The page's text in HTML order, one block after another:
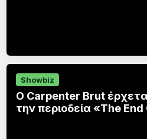
Showbiz
Ο Carpenter Brut
την περιοδεία «The